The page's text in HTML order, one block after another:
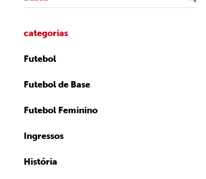
categorias
Futebol
Futebol de Base
Futebol Feminino
Ingressos
História